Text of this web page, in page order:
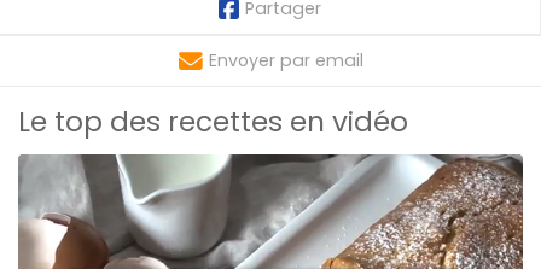
Partager
Envoyer par email
Le top des recettes en vidéo